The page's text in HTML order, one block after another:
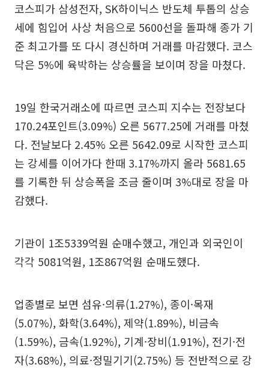
코스피가 삼성전자, SK하이닉스 반도체 투톱의 상승
세에 힘입어 사상 처음으로 5600선을 돌파해 종가 기
준 최고가를 또 다시 경신하며 거래를 마감했다. 코스
닥은 5%에 육박하는 상승률을 보이며 장을 마쳤다.
19일 한국거래소에 따르면 코스피 지수는 전장보다
170.24포인트(3.09%) 오른 5677.25에 거래를 마쳤
다. 전날보다 2.45% 오른 5642.09로 시작한 코스피
는 강세를 이어가다 한때 3.17%까지 올라 5681.65
를 기록한 뒤 상승폭을 조금 줄이며 3%대로 장을 마
감했다.
기관이 1조5339억원 순매수했고, 개인과 외국인이
각각 5081억원, 1조867억원 순매도했다.
업종별로 보면 섬유·의류(1.27%), 종이·목재
(5.07%), 화학(3.64%), 제약(1.89%), 비금속
(1.59%), 금속(1.92%), 기계·장비(1.91%), 전기·전
자(3.68%), 의료·정밀기기(2.75%) 등 전반적으로 강